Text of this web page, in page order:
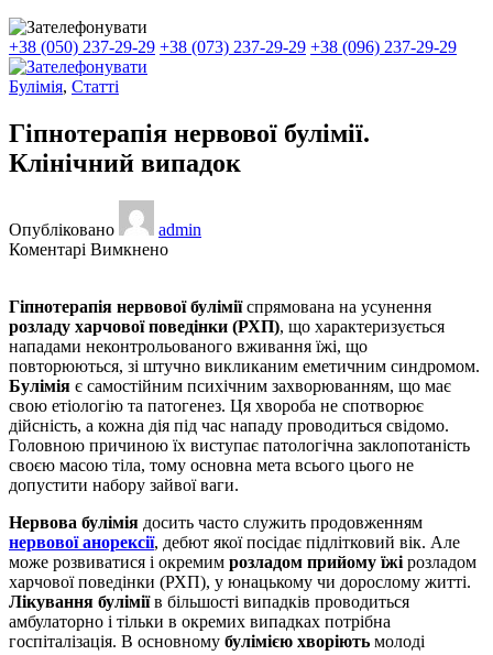
+38 (050) 237-29-29 +38 (073) 237-29-29 +38 (096) 237-29-29
Булімія, Статті
Гіпнотерапія нервової булімії.
Клінічний випадок
Опубліковано
admin
Коментарі Вимкненодо
булімії.
Клінічний
випадок
Гіпнотерапія нервової буліміїспрямована на усунення
розладу харчової поведінки (РХП), що характеризується
нападами неконтрольованого вживання їжі, що
повторюються, зі штучно викликаним еметичним синдромом.
Булімія є самостійним психічним захворюванням, що має
свою етіологію та патогенез. Ця хвороба не спотворює
дійсність, а кожна дія під час нападу проводиться свідомо.
Головною причиною їх виступає патологічна заклопотаність
своєю масою тіла, тому основна мета всього цього не
допустити набору зайвої ваги.
Нервова булімія досить часто служить продовженням
нервової анорексії, дебют якої посідає підлітковий вік. Але
може розвиватися і окремим розладом прийому їжі розладом
харчової поведінки (РХП), у юнацькому чи дорослому житті.
Лікування буліміїв більшості випадків проводиться
амбулаторно і тільки в окремих випадках потрібна
госпіталізація. В основному булімією хворіють молоді